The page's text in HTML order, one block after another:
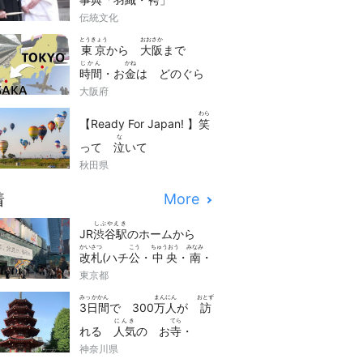
伝統文化
東京
とうきょう
から 大阪
おおさか
まで
時間
じかん
・お金
かね
は どのぐら
い かかる？
た！
大阪府
【Ready For Japan! 】 笑
わら
って 泣
な
いて
感動
かんどう
(impressed)でき
観光動画
秋田県
More
JR渋谷駅
しぶやえき
のホームから
改札
かいさつ
(ハチ公
こう
・ 中央
ちゅうおう
・ 南
みなみ
・
新南
しんみなみ
)への
東京都
3日間
みっかかん
で 300万人
まんにん
が 訪
おとず
れる 人気
にんき
の お寺
てら
・
神奈川
かながわ
「
神奈川県